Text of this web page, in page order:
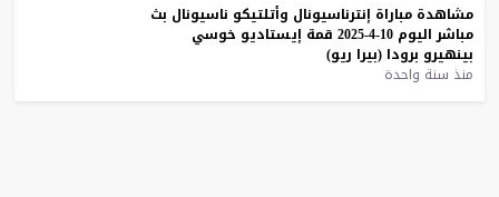
مشاهدة مباراة إنترناسيونال وأتلتيكو ناسيونال بث
مباشر اليوم 10-4-2025 قمة إيستاديو خوسي
بينهيرو برودا (بيرا ريو)
منذ سنة واحدة